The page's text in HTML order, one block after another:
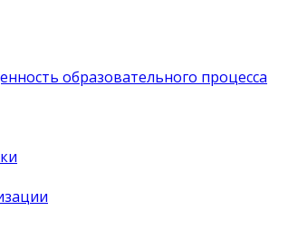
образовательного процесса